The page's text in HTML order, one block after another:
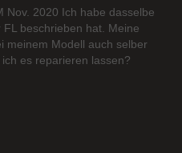
Nov. 2020 Ich habe dasselbe
beschrieben hat. Meine
meinem Modell auch selber
es reparieren lassen?